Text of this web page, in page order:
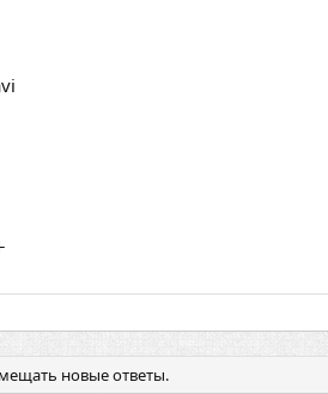
новые ответы.